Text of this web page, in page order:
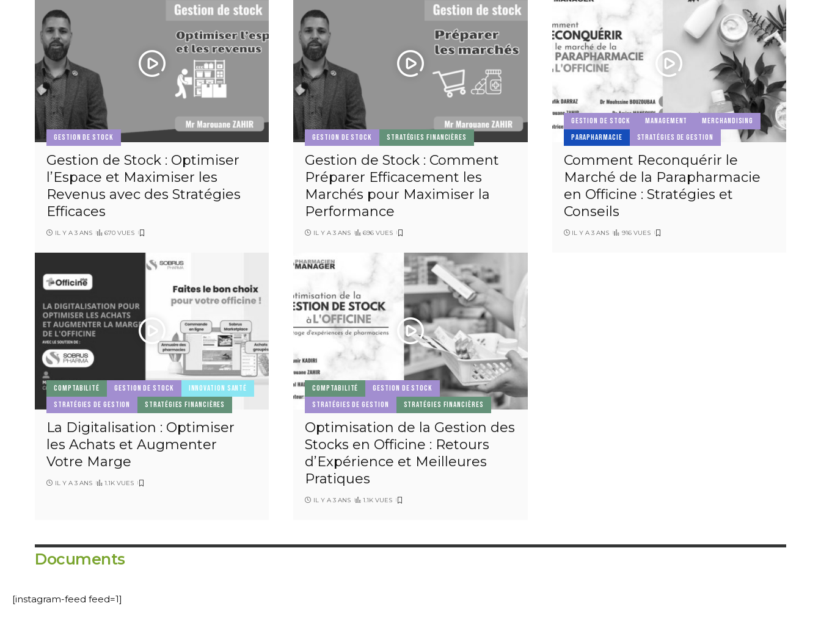
GESTION DE STOCK
Gestion de Stock : Optimiser
l’Espace et Maximiser les
Revenus avec des Stratégies
Efficaces
IL Y A 3 ANS 670 VUES
GESTION DE STOCK STRATÉGIES FINANCIÈRES
Gestion de Stock : Comment
Préparer Efficacement les
Marchés pour Maximiser la
Performance
IL Y A 3 ANS 696 VUES
GESTION DE STOCK MANAGEMENT
MERCHANDISING
PARAPHARMACIE
STRATÉGIES DE GESTION
Comment Reconquérir le
Marché de la Parapharmacie
en Officine : Stratégies et
Conseils
IL Y A 3 ANS 916 VUES
COMPTABILITÉ GESTION DE STOCK
INNOVATION SANTÉ
STRATÉGIES DE GESTION
STRATÉGIES FINANCIÈRES
La Digitalisation : Optimiser
les Achats et Augmenter
Votre Marge
IL Y A 3 ANS 1.1K VUES
COMPTABILITÉ
GESTION DE STOCK
STRATÉGIES DE GESTION
STRATÉGIES FINANCIÈRES
Optimisation de la Gestion des
Stocks en Officine : Retours
d’Expérience et Meilleures
Pratiques
IL Y A 3 ANS 1.1K VUES
Documents
[instagram-feed feed=1]